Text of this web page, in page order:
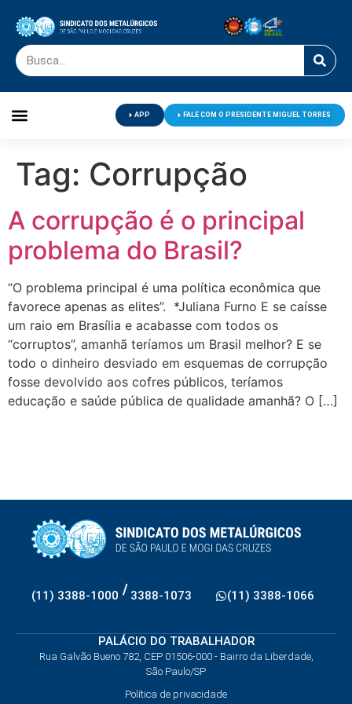
APP FALE COM O PRESIDENTE MIGUEL TORRES
Tag: Corrupção
A corrupção é o principal
problema do Brasil?
“O problema principal é uma política econômica que
favorece apenas as elites”. *Juliana Furno E se caísse
um raio em Brasília e acabasse com todos os
“corruptos”, amanhã teríamos um Brasil melhor? E se
todo o dinheiro desviado em esquemas de corrupção
fosse devolvido aos cofres públicos, teríamos
educação e saúde pública de qualidade amanhã? O […]
(11) 3388-1000 / 3388-1073 (11) 3388-1066
PALÁCIO DO TRABALHADOR
Rua Galvão Bueno 782, CEP 01506-000 - Bairro da Liberdade,
São Paulo/SP
Política de privacidade